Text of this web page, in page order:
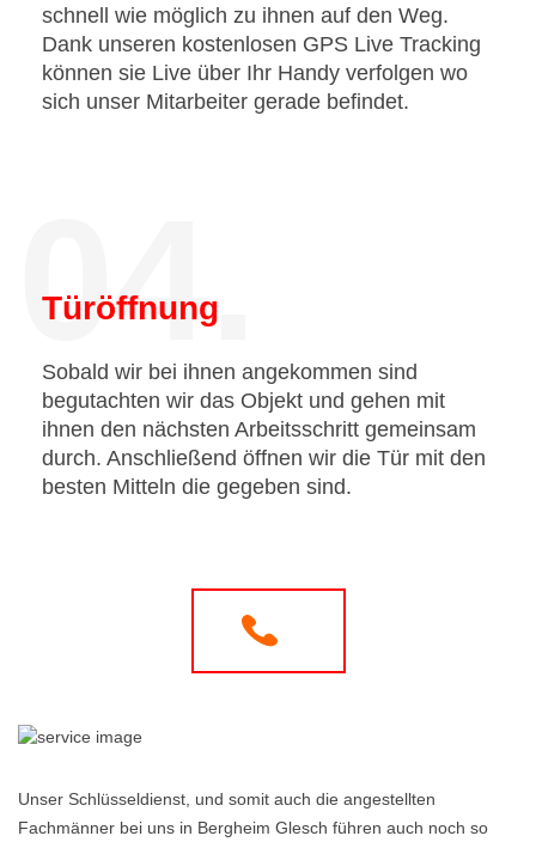
schnell wie möglich zu ihnen auf den Weg.
Dank unseren kostenlosen GPS Live Tracking
können sie Live über Ihr Handy verfolgen wo
sich unser Mitarbeiter gerade befindet.
04.
Türöffnung
Sobald wir bei ihnen angekommen sind
begutachten wir das Objekt und gehen mit
ihnen den nächsten Arbeitsschritt gemeinsam
durch. Anschließend öffnen wir die Tür mit den
besten Mitteln die gegeben sind.
Unser Schlüsseldienst, und somit auch die angestellten
Fachmänner bei uns in Bergheim Glesch führen auch noch so